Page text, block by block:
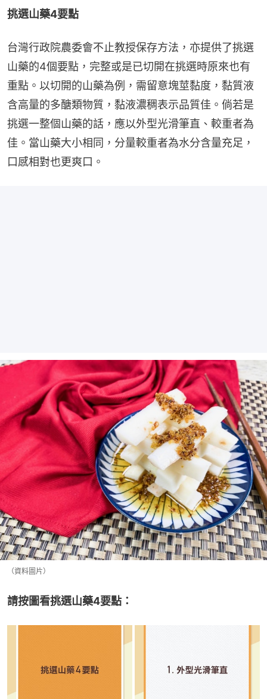
挑選山藥4要點
台灣行政院農委會不止教授保存方法，亦提供了挑選
山藥的4個要點，完整或是已切開在挑選時原來也有
重點。以切開的山藥為例，需留意塊莖黏度，黏質液
含高量的多醣類物質，黏液濃稠表示品質佳。倘若是
挑選一整個山藥的話，應以外型光滑筆直、較重者為
佳。當山藥大小相同，分量較重者為水分含量充足，
口感相對也更爽口。
（資料圖片）
請按圖看挑選山藥4要點：